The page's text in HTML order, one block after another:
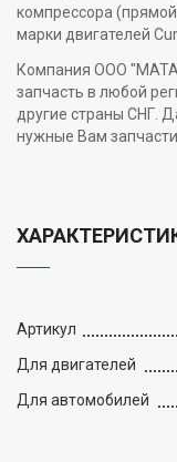
компрессора
марки двигателей
Компания ООО
запчасть в любой
другие страны СНГ.
нужные Вам запчасти
Артикул
Для двигателей
Для автомобилей